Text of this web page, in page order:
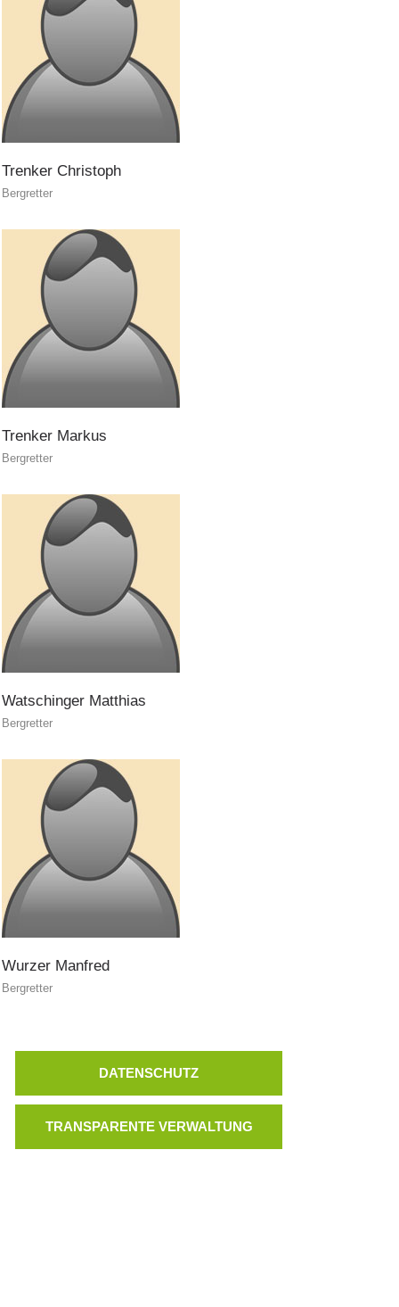
Trenker Christoph
Bergretter
Trenker Markus
Bergretter
Watschinger Matthias
Bergretter
Wurzer Manfred
Bergretter
DATENSCHUTZ
TRANSPARENTE VERWALTUNG